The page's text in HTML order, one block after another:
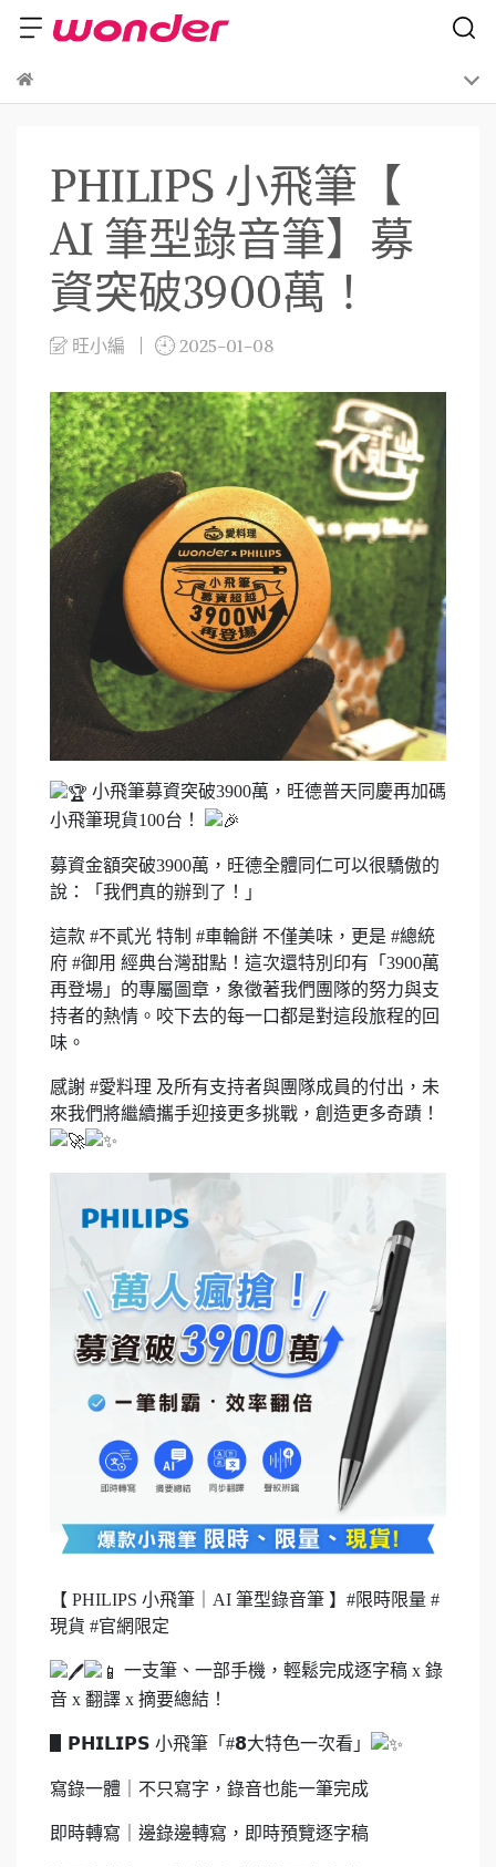
PHILIPS 小飛筆【
AI 筆型錄音筆】募
資突破3900萬！
旺小編 2025-01-08
小飛筆募資突破3900萬，旺德普天同慶再加碼
小飛筆現貨100台！
募資金額突破3900萬，旺德全體同仁可以很驕傲的
說：「我們真的辦到了！」
這款 #不貳光 特制 #車輪餅 不僅美味，更是 #總統
府 #御用 經典台灣甜點！這次還特別印有「3900萬
再登場」的專屬圖章，象徵著我們團隊的努力與支
持者的熱情。咬下去的每一口都是對這段旅程的回
味。
感謝 #愛料理 及所有支持者與團隊成員的付出，未
來我們將繼續攜手迎接更多挑戰，創造更多奇蹟！
【 PHILIPS 小飛筆｜AI 筆型錄音筆 】#限時限量 #
現貨 #官網限定
一支筆、一部手機，輕鬆完成逐字稿 x 錄
音 x 翻譯 x 摘要總結！
▋𝗣𝗛𝗜𝗟𝗜𝗣𝗦 小飛筆「#𝟴大特色一次看」
寫錄一體｜不只寫字，錄音也能一筆完成
即時轉寫｜邊錄邊轉寫，即時預覽逐字稿